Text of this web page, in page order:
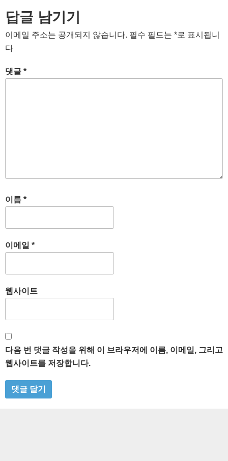
답글 남기기
이메일 주소는 공개되지 않습니다. 필수 필드는 *로 표시됩니
다
댓글 *
이름 *
이메일 *
웹사이트
다음 번 댓글 작성을 위해 이 브라우저에 이름, 이메일, 그리고
웹사이트를 저장합니다.